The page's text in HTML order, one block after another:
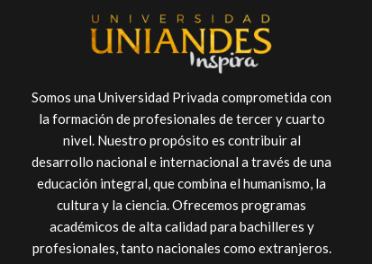
Somos una Universidad Privada comprometida con
la formación de profesionales de tercer y cuarto
nivel. Nuestro propósito es contribuir al
desarrollo nacional e internacional a través de una
educación integral, que combina el humanismo, la
cultura y la ciencia. Ofrecemos programas
académicos de alta calidad para bachilleres y
profesionales, tanto nacionales como extranjeros.